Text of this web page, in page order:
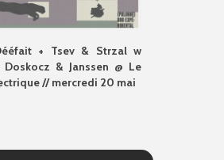
+ Tsev & Strzal w
& Janssen @ Le
// mercredi 20 mai